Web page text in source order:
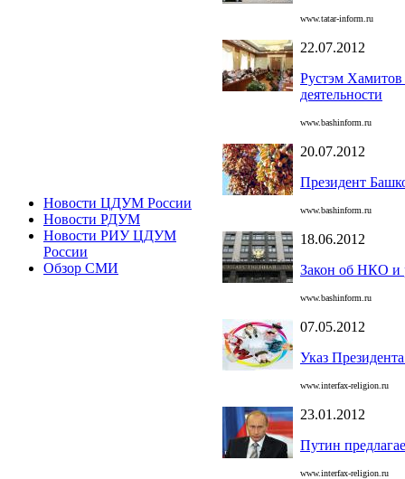
Новости ЦДУМ России
Новости РДУМ
Новости РИУ ЦДУМ
России
Обзор СМИ
www.tatar-inform.ru
22.07.2012
Рустэм Хамитов
деятельности
www.bashinform.ru
20.07.2012
Президент
www.bashinform.ru
18.06.2012
Закон об НКО и
www.bashinform.ru
07.05.2012
Указ
www.interfax-religion.ru
23.01.2012
Путин
www.interfax-religion.ru